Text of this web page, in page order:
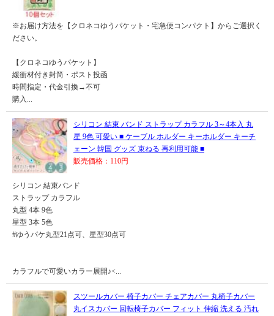
※お届け方法を【クロネコゆうパケット・宅急便コンパクト】からご選択く
ださい。
【クロネコゆうパケット】
緩衝材付き封筒・ポスト投函
時間指定・代金引換→不可
購入...
シリコン 結束 バンド ストラップ カラフル 3～4本入 丸
星 9色 可愛い ■ ケーブル ホルダー キーホルダー キーチ
ェーン 韓国 グッズ 束ねる 再利用可能 ■
販売価格：110円
シリコン 結束バンド
ストラップ カラフル
丸型 4本 9色
星型 3本 5色
#ゆうパケ丸型21点可、星型30点可
カラフルで可愛いカラー展開♪<...
スツールカバー 椅子カバー チェアカバー 丸椅子カバー
丸イスカバー 回転椅子カバー フィット 伸縮 洗える 汚れ